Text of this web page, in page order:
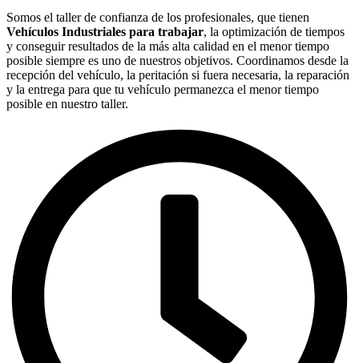
Somos el taller de confianza de los profesionales, que tienen
Vehículos Industriales para trabajar, la optimización de tiempos
y conseguir resultados de la más alta calidad en el menor tiempo
posible siempre es uno de nuestros objetivos. Coordinamos desde la
recepción del vehículo, la peritación si fuera necesaria, la reparación
y la entrega para que tu vehículo permanezca el menor tiempo
posible en nuestro taller.